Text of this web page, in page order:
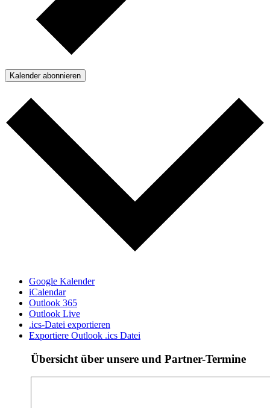
Kalender abonnieren
Google Kalender
iCalendar
Outlook 365
Outlook Live
.ics-Datei exportieren
Exportiere Outlook .ics Datei
Übersicht über unsere und Partner-Termine